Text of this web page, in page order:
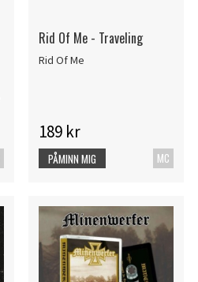
Rid Of Me - Traveling
Rid Of Me
189 kr
MC
PÅMINN MIG